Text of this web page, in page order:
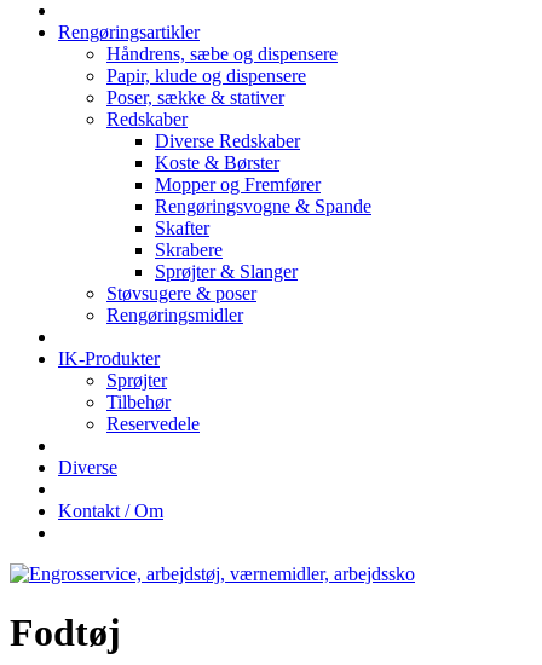
Rengøringsartikler
Håndrens, sæbe og dispensere
Papir, klude og dispensere
Poser, sække & stativer
Redskaber
Diverse Redskaber
Koste & Børster
Mopper og Fremfører
Rengøringsvogne & Spande
Skafter
Skrabere
Sprøjter & Slanger
Støvsugere & poser
Rengøringsmidler
IK-Produkter
Sprøjter
Tilbehør
Reservedele
Diverse
Kontakt / Om
Fodtøj